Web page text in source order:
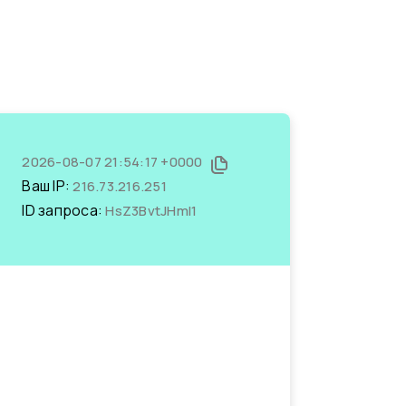
2026-08-07 21:54:17 +0000
Ваш IP:216.73.216.251
ID запроса:HsZ3BvtJHmI1